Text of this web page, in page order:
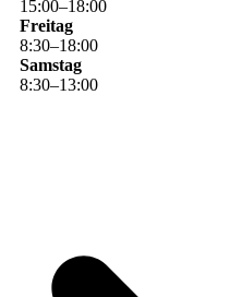
15:00–18:00
Freitag
8:30–18:00
Samstag
8:30–13:00